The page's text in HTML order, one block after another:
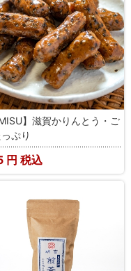
】滋賀かりんとう・ご
ぷり
円 税込